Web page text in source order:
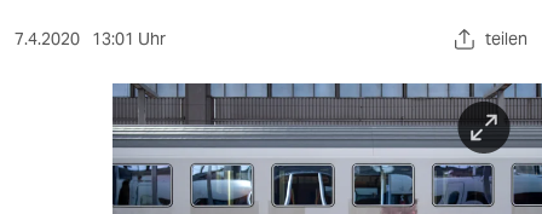
berlin
wahrheit
7.4.2020 13:01 Uhr teilen